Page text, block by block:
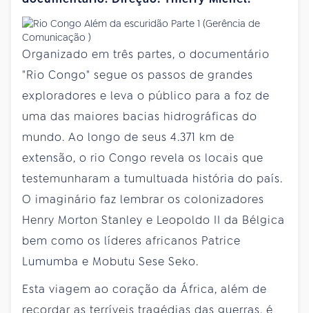
Organizado em três partes, o documentário
"Rio Congo" segue os passos de grandes
exploradores e leva o público para a foz de
uma das maiores bacias hidrográficas do
mundo. Ao longo de seus 4.371 km de
extensão, o rio Congo revela os locais que
testemunharam a tumultuada história do país.
O imaginário faz lembrar os colonizadores
Henry Morton Stanley e Leopoldo II da Bélgica
bem como os líderes africanos Patrice
Lumumba e Mobutu Sese Seko.
Esta viagem ao coração da África, além de
recordar as terríveis tragédias das guerras, é